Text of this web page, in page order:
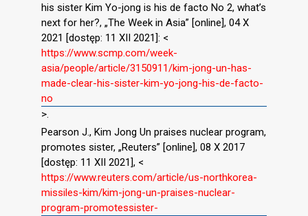
his sister Kim Yo-jong is his de facto No 2, what’s
next for her?, „The Week in Asia” [online], 04 X
2021 [dostęp: 11 XII 2021]: <
https://www.scmp.com/week-
asia/people/article/3150911/kim-jong-un-has-
made-clear-his-sister-kim-yo-jong-his-de-facto-
no
>.
Pearson J., Kim Jong Un praises nuclear program,
promotes sister, „Reuters” [online], 08 X 2017
[dostęp: 11 XII 2021], <
https://www.reuters.com/article/us-northkorea-
missiles-kim/kim-jong-un-praises-nuclear-
program-promotessister-